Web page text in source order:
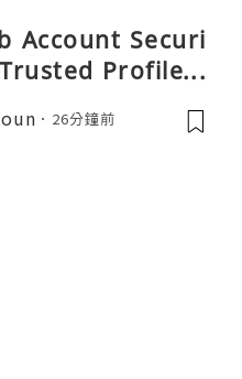
Account Securi
Profile a
accoun
26分鐘前